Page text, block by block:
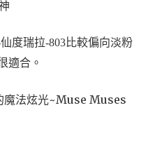
仙度瑞拉-803比較偏向淡粉
適合。